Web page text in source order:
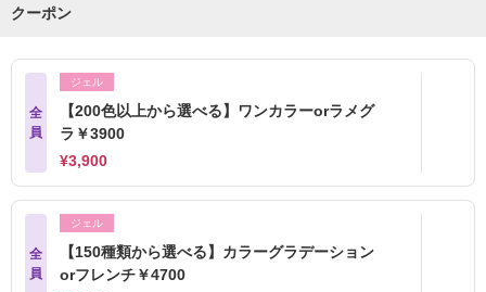
クーポン
全
員
ジェル
【200色以上から選べる】ワンカラーorラメグ
ラ￥3900
¥3,900
全
員
ジェル
【150種類から選べる】カラーグラデーション
orフレンチ￥4700